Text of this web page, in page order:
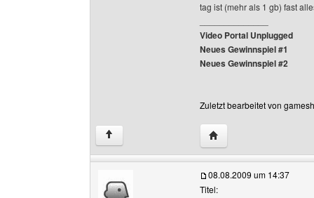
tag ist (mehr als 1 gb) fast
Video Portal Unplugged
Neues Gewinnspiel #1
Neues Gewinnspiel #2
Zuletzt bearbeitet von
↑ Website dieses
08.08.2009 um 14:37
Titel: